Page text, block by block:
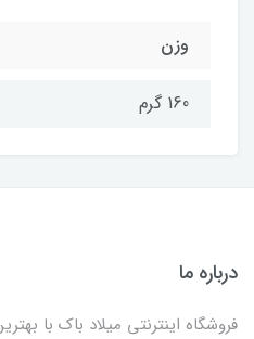
وزن
160 گرم
درباره ما
فروشگاه اینترنتی میلاد باک با